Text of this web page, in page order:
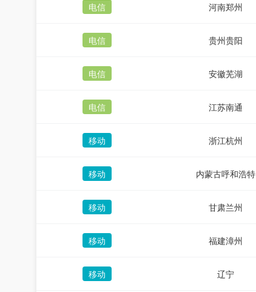
电信 河南郑州
电信 贵州贵阳
电信 安徽芜湖
电信 江苏南通
移动 浙江杭州
移动 内蒙古呼和浩特
移动 甘肃兰州
移动 福建漳州
移动 辽宁